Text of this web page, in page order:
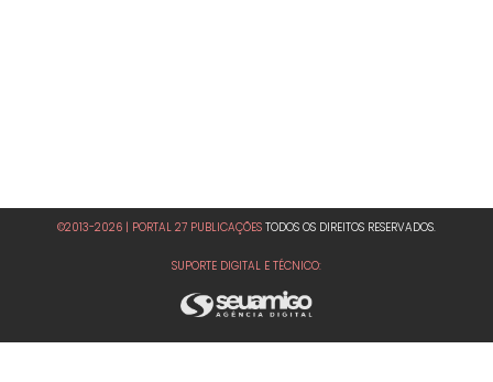
©2013-2026 | PORTAL 27 PUBLICAÇÕES TODOS OS DIREITOS RESERVADOS.
SUPORTE DIGITAL E TÉCNICO: